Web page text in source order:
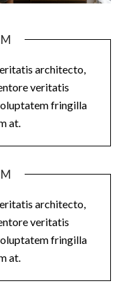
architecto,
veritatis
fringilla
at.
architecto,
veritatis
fringilla
at.